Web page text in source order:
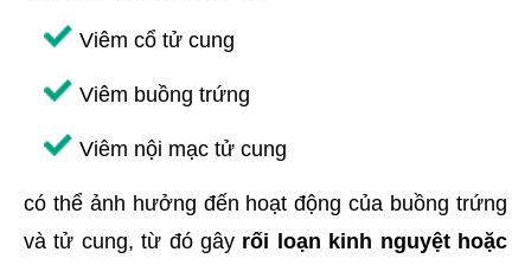
Viêm cổ tử cung
Viêm buồng trứng
Viêm nội mạc tử cung
có thể ảnh hưởng đến hoạt động của buồng trứng
và tử cung, từ đó gây rối loạn kinh nguyệt hoặc